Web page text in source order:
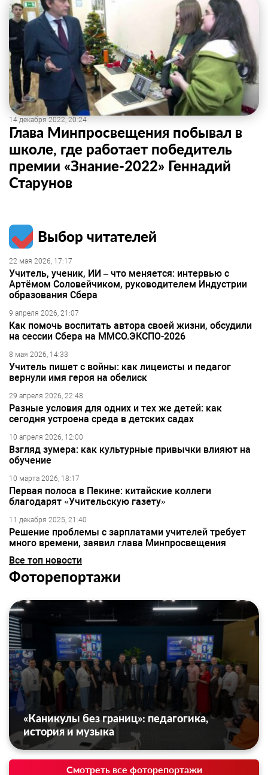
14 декабря 2022, 20:24
Глава Минпросвещения побывал в
школе, где работает победитель
премии «Знание-2022» Геннадий
Старунов
Выбор читателей
22 мая 2026, 17:17
Учитель, ученик, ИИ – что меняется: интервью с
Артёмом Соловейчиком, руководителем Индустрии
образования Сбера
9 апреля 2026, 21:07
Как помочь воспитать автора своей жизни, обсудили
на сессии Сбера на ММСО.ЭКСПО-2026
8 мая 2026, 14:33
Учитель пишет с войны: как лицеисты и педагог
вернули имя героя на обелиск
29 апреля 2026, 22:48
Разные условия для одних и тех же детей: как
сегодня устроена среда в детских садах
10 апреля 2026, 12:00
Взгляд зумера: как культурные привычки влияют на
обучение
10 марта 2026, 18:17
Первая полоса в Пекине: китайские коллеги
благодарят «Учительскую газету»
11 декабря 2025, 21:40
Решение проблемы с зарплатами учителей требует
много времени, заявил глава Минпросвещения
Все топ новости
Фоторепортажи
«Каникулы без границ»: педагогика,
история и музыка
Смотреть все фоторепортажи